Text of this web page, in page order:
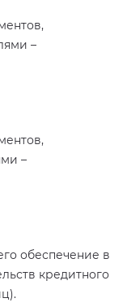
–
–
обеспечение в
кредитного